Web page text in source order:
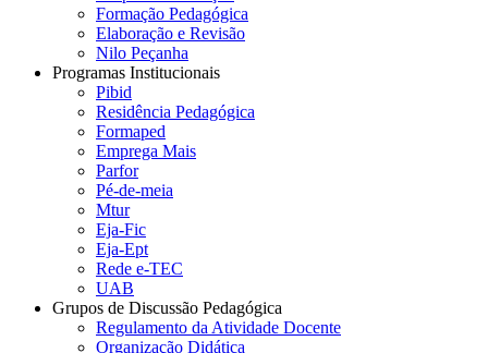
Formação Pedagógica
Elaboração e Revisão
Nilo Peçanha
Programas Institucionais
Pibid
Residência Pedagógica
Formaped
Emprega Mais
Parfor
Pé-de-meia
Mtur
Eja-Fic
Eja-Ept
Rede e-TEC
UAB
Grupos de Discussão Pedagógica
Regulamento da Atividade Docente
Organização Didática